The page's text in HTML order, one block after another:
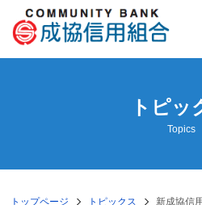
当組合の概要トピッ
Topics
トップページ トピックス 新成協信